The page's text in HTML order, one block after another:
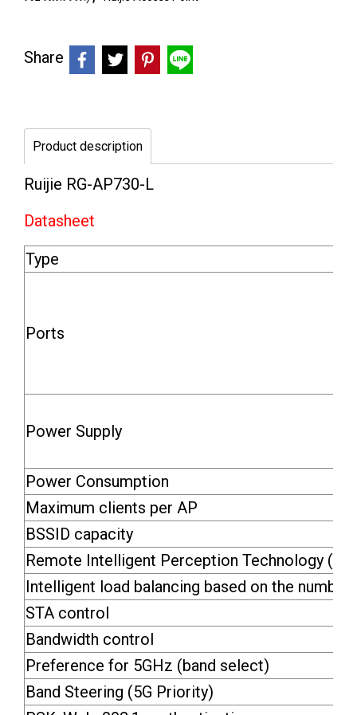
Share
Product description
Ruijie RG-AP730-L
Datasheet
Type
Ports
Power Supply
Power Consumption
Maximum clients per AP
BSSID capacity
Remote Intelligent Perception Technology
Intelligent load balancing based on the
STA control
Bandwidth control
Preference for 5GHz (band select)
Band Steering (5G Priority)